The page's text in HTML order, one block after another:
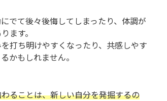
でて後々後悔してしまったり、体調が
ます。
打ち明けやすくなったり、共感しやす
かもしれません。
ることは、新しい自分を発掘するの